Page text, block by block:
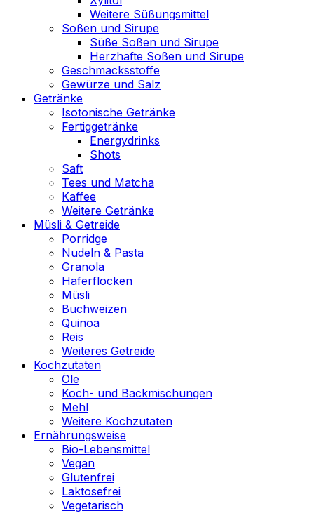
Weitere Süßungsmittel
Soßen und Sirupe
Süße Soßen und Sirupe
Herzhafte Soßen und Sirupe
Geschmacksstoffe
Gewürze und Salz
Getränke
Isotonische Getränke
Fertiggetränke
Energydrinks
Shots
Saft
Tees und Matcha
Kaffee
Weitere Getränke
Müsli & Getreide
Porridge
Nudeln & Pasta
Granola
Haferflocken
Müsli
Buchweizen
Quinoa
Reis
Weiteres Getreide
Kochzutaten
Öle
Koch- und Backmischungen
Mehl
Weitere Kochzutaten
Ernährungsweise
Bio-Lebensmittel
Vegan
Glutenfrei
Laktosefrei
Vegetarisch